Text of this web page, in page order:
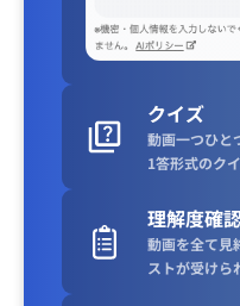
クイズ
動画一つひと
1答形式のク
理解度確
動画を全て見
ストが受けら